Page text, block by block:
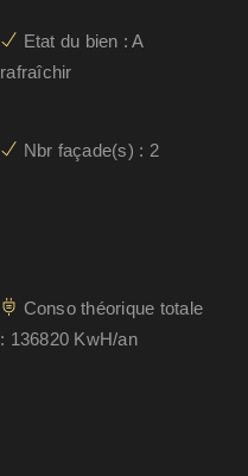
Etat du bien : A
rafraîchir
Nbr façade(s) : 2
Conso théorique totale
: 136820 KwH/an